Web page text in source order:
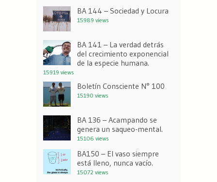
BA 144 – Sociedad y Locura
15989 views
BA 141 – La verdad detrás
del crecimiento exponencial
de la especie humana.
15919 views
Boletín Consciente N° 100
15190 views
BA 136 – Acampando se
genera un saqueo-mental.
15106 views
BA150 – El vaso siempre
está lleno, nunca vacío.
15072 views